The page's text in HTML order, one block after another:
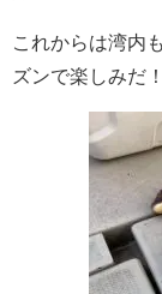
これからは湾内
ズンで楽しみだ！